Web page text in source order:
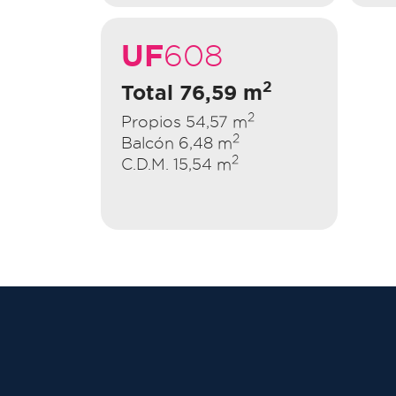
UF608
Total 76,59 m2
Propios 54,57 m2
Balcón 6,48 m2
C.D.M. 15,54 m2